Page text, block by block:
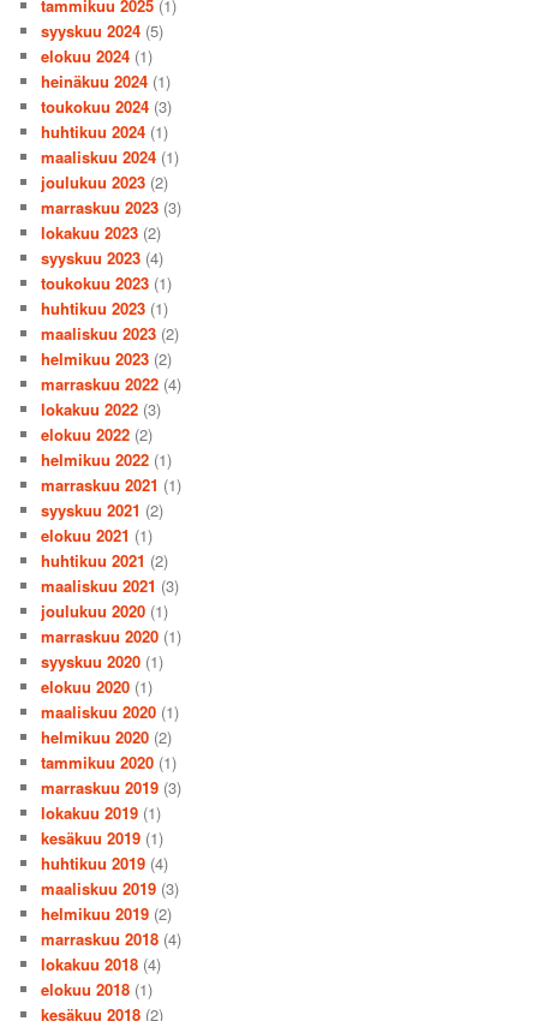
tammikuu 2025 (1)
syyskuu 2024 (5)
elokuu 2024 (1)
heinäkuu 2024 (1)
toukokuu 2024 (3)
huhtikuu 2024 (1)
maaliskuu 2024 (1)
joulukuu 2023 (2)
marraskuu 2023 (3)
lokakuu 2023 (2)
syyskuu 2023 (4)
toukokuu 2023 (1)
huhtikuu 2023 (1)
maaliskuu 2023 (2)
helmikuu 2023 (2)
marraskuu 2022 (4)
lokakuu 2022 (3)
elokuu 2022 (2)
helmikuu 2022 (1)
marraskuu 2021 (1)
syyskuu 2021 (2)
elokuu 2021 (1)
huhtikuu 2021 (2)
maaliskuu 2021 (3)
joulukuu 2020 (1)
marraskuu 2020 (1)
syyskuu 2020 (1)
elokuu 2020 (1)
maaliskuu 2020 (1)
helmikuu 2020 (2)
tammikuu 2020 (1)
marraskuu 2019 (3)
lokakuu 2019 (1)
kesäkuu 2019 (1)
huhtikuu 2019 (4)
maaliskuu 2019 (3)
helmikuu 2019 (2)
marraskuu 2018 (4)
lokakuu 2018 (4)
elokuu 2018 (1)
kesäkuu 2018 (2)